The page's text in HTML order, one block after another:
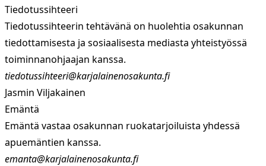
Tiedotussihteeri
Tiedotussihteerin tehtävänä on huolehtia osakunnan
tiedottamisesta ja sosiaalisesta mediasta yhteistyössä
toiminnanohjaajan kanssa.
tiedotussihteeri@karjalainenosakunta.fi
Jasmin Viljakainen
Emäntä
Emäntä vastaa osakunnan ruokatarjoiluista yhdessä
apuemäntien kanssa.
emanta@karjalainenosakunta.fi